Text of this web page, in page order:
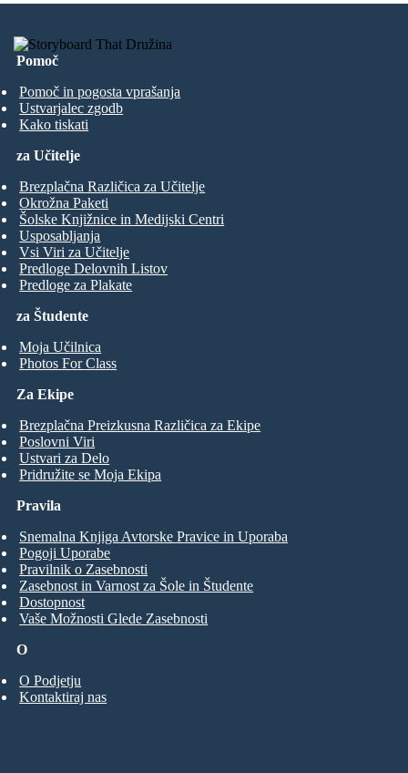
Pomoč
Pomoč in pogosta vprašanja
Ustvarjalec zgodb
Kako tiskati
za Študente
Moja Učilnica
Photos For Class
za Učitelje
Brezplačna Različica za Učitelje
Okrožna Paketi
Šolske Knjižnice in Medijski Centri
Usposabljanja
Vsi Viri za Učitelje
Predloge Delovnih Listov
Predloge za Plakate
Za Ekipe
Brezplačna Preizkusna Različica za Ekipe
Poslovni Viri
Ustvari za Delo
Pridružite se Moja Ekipa
O
O Podjetju
Kontaktiraj nas
Pravila
Snemalna Knjiga Avtorske Pravice in Uporaba
Pogoji Uporabe
Pravilnik o Zasebnosti
Zasebnost in Varnost za Šole in Študente
Dostopnost
Vaše Možnosti Glede Zasebnosti